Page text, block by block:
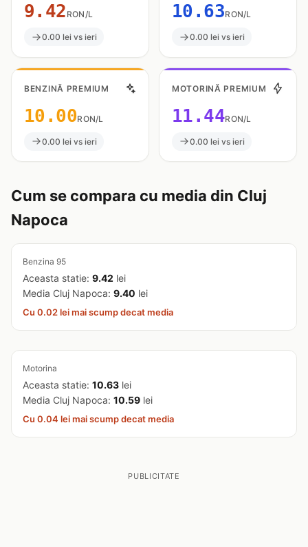
9.42 RON/L
0.00 lei vs ieri
10.63RON/L
0.00 lei vs ieri
BENZINĂ PREMIUM
10.00RON/L
0.00 lei vs ieri
MOTORINĂ PREMIUM
11.44RON/L
0.00 lei vs ieri
Cum se compara cu media din Cluj
Napoca
Benzina 95
Aceasta statie: 9.42 lei
Media Cluj Napoca: 9.40 lei
Cu 0.02 lei mai scump decat media
Motorina
Aceasta statie: 10.63 lei
Media Cluj Napoca: 10.59 lei
Cu 0.04 lei mai scump decat media
PUBLICITATE